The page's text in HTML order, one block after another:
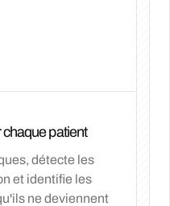
chaque patient
détecte les
et identifie les
ne deviennent